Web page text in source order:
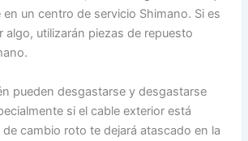
un centro de servicio Shimano. Si es
algo, utilizarán piezas de repuesto
pueden desgastarse y desgastarse
si el cable exterior está
cambio roto te dejará atascado en la